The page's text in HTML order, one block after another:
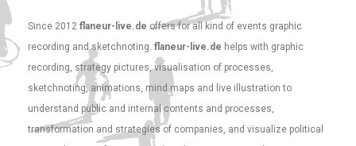
Since 2012 flaneur-live.de offers for all kind of events graphic
recording and sketchnoting. flaneur-live.de helps with graphic
recording, strategy pictures, visualisation of processes,
sketchnoting, animations, mind maps and live illustration to
understand public and internal contents and processes,
transformation and strategies of companies, and visualize political